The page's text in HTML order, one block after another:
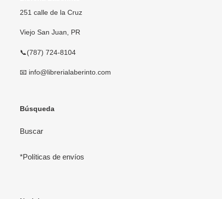
251 calle de la Cruz
Viejo San Juan, PR
📞(787) 724-8104
📧 info@librerialaberinto.com
Búsqueda
Buscar
*Políticas de envíos